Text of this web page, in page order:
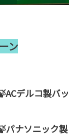
ン
ルコ製バッ
ソニック製